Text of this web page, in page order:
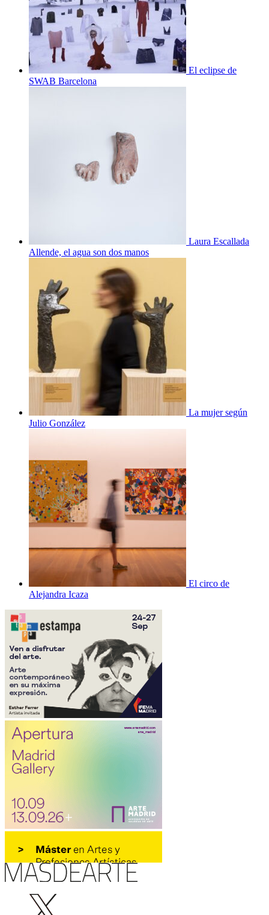
El eclipse de
SWAB Barcelona
Laura Escallada
Allende, el agua son dos manos
La mujer según
Julio González
El circo de
Alejandra Icaza